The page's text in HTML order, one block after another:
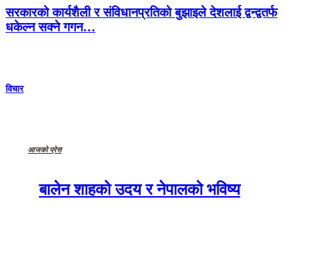
सरकारको कार्यशैली र संविधानप्रतिको बुझाइले देशलाई द्वन्द्वतर्फ
धकेल्न सक्ने गगन…
विचार
आजको प्रेस
बालेन शाहको उदय र नेपालको भविष्य